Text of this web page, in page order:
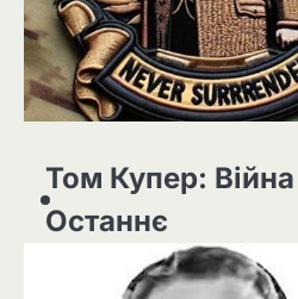
Том Купер: Війна
Останнє